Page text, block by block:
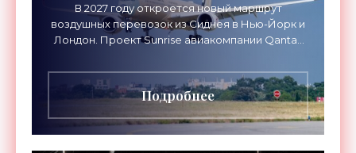
В 2027 году откроется новый маршрут
воздушных перевозок из Сиднея в Нью-Йорк и
Лондон. Проект Sunrise авиакомпании Qantas
длительностью до 24
Подробнее